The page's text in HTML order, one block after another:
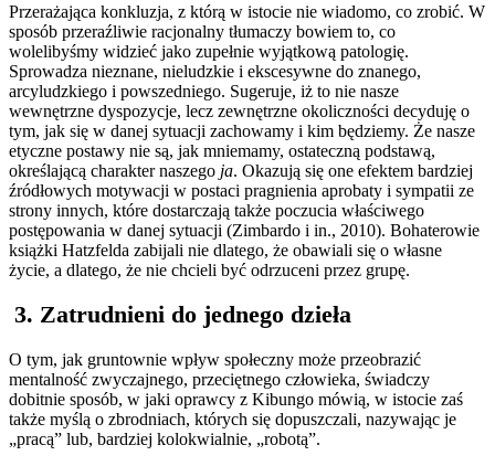
Przerażająca konkluzja, z którą w istocie nie wiadomo, co zrobić. W
sposób przeraźliwie racjonalny tłumaczy bowiem to, co
wolelibyśmy widzieć jako zupełnie wyjątkową patologię.
Sprowadza nieznane, nieludzkie i ekscesywne do znanego,
arcyludzkiego i powszedniego. Sugeruje, iż to nie nasze
wewnętrzne dyspozycje, lecz zewnętrzne okoliczności decyduję o
tym, jak się w danej sytuacji zachowamy i kim będziemy. Że nasze
etyczne postawy nie są, jak mniemamy, ostateczną podstawą,
określającą charakter naszego ja. Okazują się one efektem bardziej
źródłowych motywacji w postaci pragnienia aprobaty i sympatii ze
strony innych, które dostarczają także poczucia właściwego
postępowania w danej sytuacji (Zimbardo i in., 2010). Bohaterowie
książki Hatzfelda zabijali nie dlatego, że obawiali się o własne
życie, a dlatego, że nie chcieli być odrzuceni przez grupę.
3. Zatrudnieni do jednego dzieła
O tym, jak gruntownie wpływ społeczny może przeobrazić
mentalność zwyczajnego, przeciętnego człowieka, świadczy
dobitnie sposób, w jaki oprawcy z Kibungo mówią, w istocie zaś
także myślą o zbrodniach, których się dopuszczali, nazywając je
„pracą” lub, bardziej kolokwialnie, „robotą”.